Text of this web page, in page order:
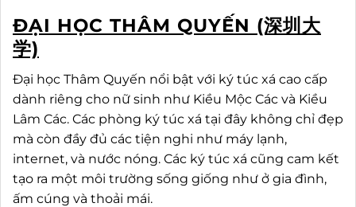
ĐẠI HỌC THÂM QUYẾN (深圳大
学)
Đại học Thâm Quyến nổi bật với ký túc xá cao cấp
dành riêng cho nữ sinh như Kiều Mộc Các và Kiều
Lâm Các. Các phòng ký túc xá tại đây không chỉ đẹp
mà còn đầy đủ các tiện nghi như máy lạnh,
internet, và nước nóng. Các ký túc xá cũng cam kết
tạo ra một môi trường sống giống như ở gia đình,
ấm cúng và thoải mái.